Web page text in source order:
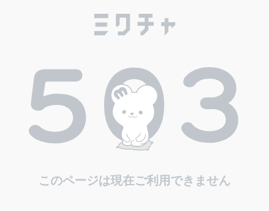
このページは現在ご利用できません